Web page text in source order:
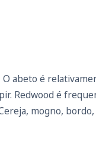
abeto é
Redwood é
mogno,